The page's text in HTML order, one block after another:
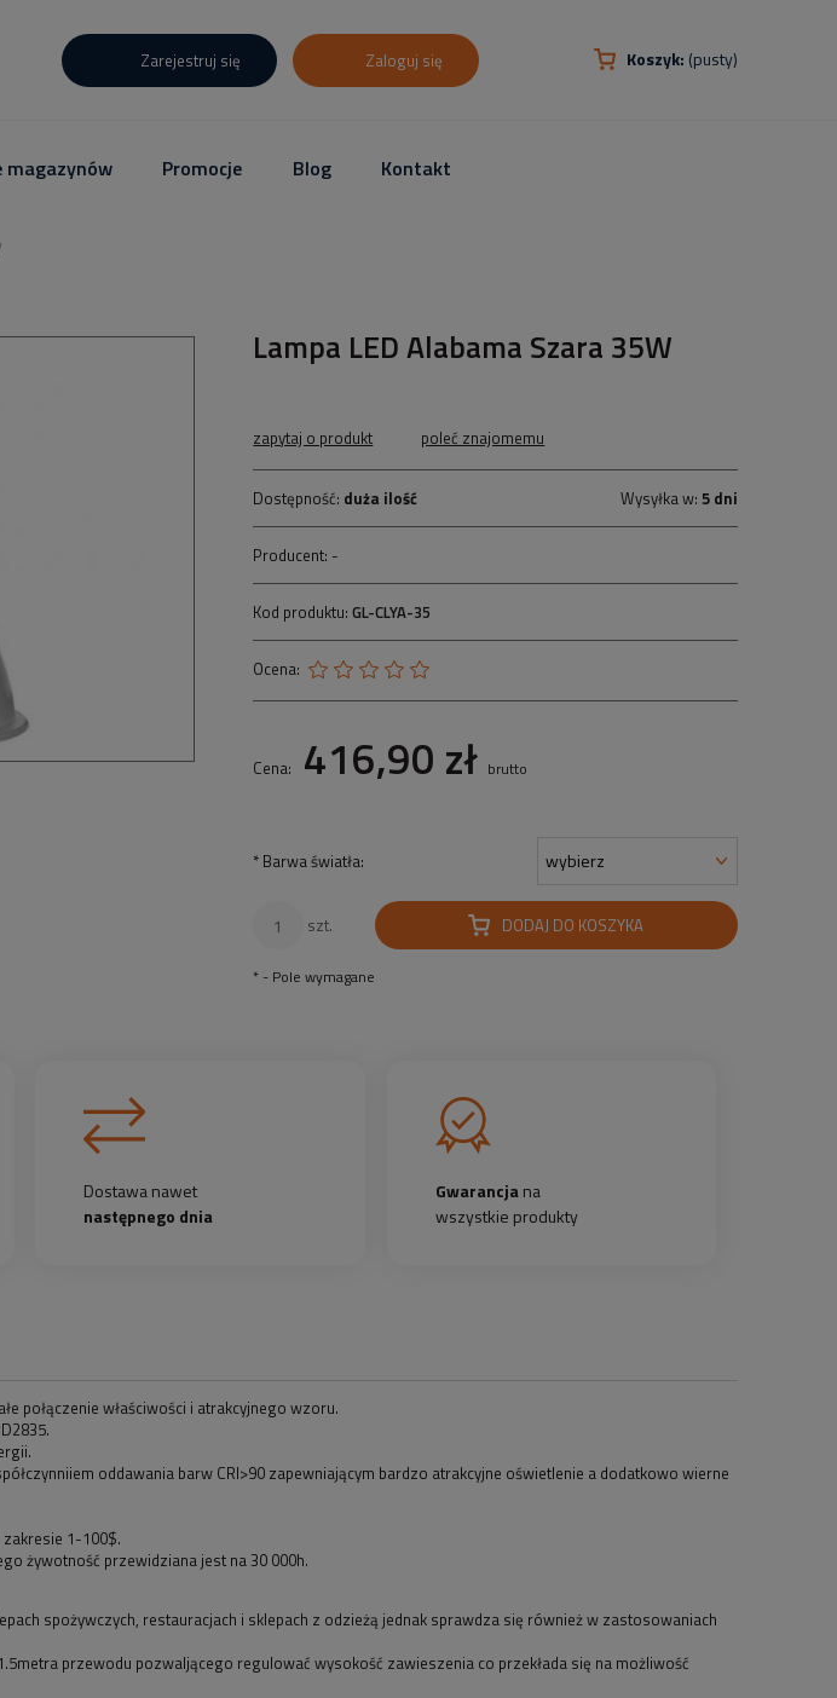
Koszyk: (pusty)
Zarejestruj się Zaloguj się
magazynów Promocje Blog Kontakt
Lampa LED Alabama Szara 35W
zapytaj o produkt poleć znajomemu
Dostępność: duża ilość Wysyłka w: 5 dni
Producent: -
Kod produktu: GL-CLYA-35
Ocena:
Cena: 416,90 zł brutto
* Barwa światła:
szt. DODAJ DO KOSZYKA
* - Pole wymagane
Dostawa nawet
następnego dnia
Gwarancjana
wszystkie produkty
połączenie właściwości i atrakcyjnego wzoru.
oddawania barw CRI>90 zapewniającym bardzo atrakcyjne oświetlenie a dodatkowo wierne
1-100$.
żywotność przewidziana jest na 30 000h.
spożywczych, restauracjach i sklepach z odzieżą jednak sprawdza się również w zastosowaniach
przewodu pozwaljącego regulować wysokość zawieszenia co przekłada się na możliwość